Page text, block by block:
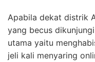
Apabila dekat distrik
yang becus
utama yaitu
jeli kali menyaring